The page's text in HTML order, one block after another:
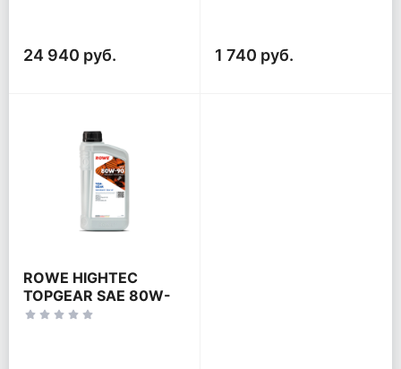
24 940 руб. 1 740 руб.
ROWE HIGHTEC
TOPGEAR SAE 80W-
90